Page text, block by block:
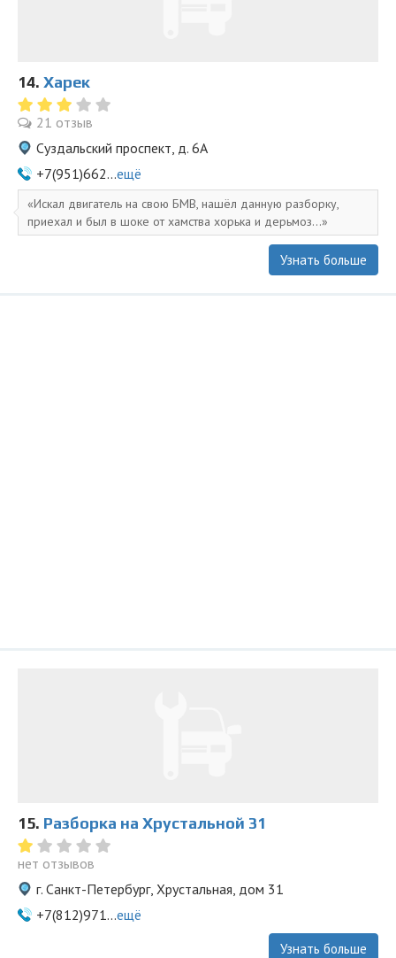
14. Харек
21 отзыв
Суздальский проспект, д. 6А
+7(951)662...ещё
Искал двигатель на свою БМВ, нашёл данную разборку,
приехал и был в шоке от хамства хорька и дерьмоз...
Узнать больше
15. Разборка на Хрустальной 31
нет отзывов
г. Санкт-Петербург, Хрустальная, дом 31
+7(812)971...ещё
Узнать больше